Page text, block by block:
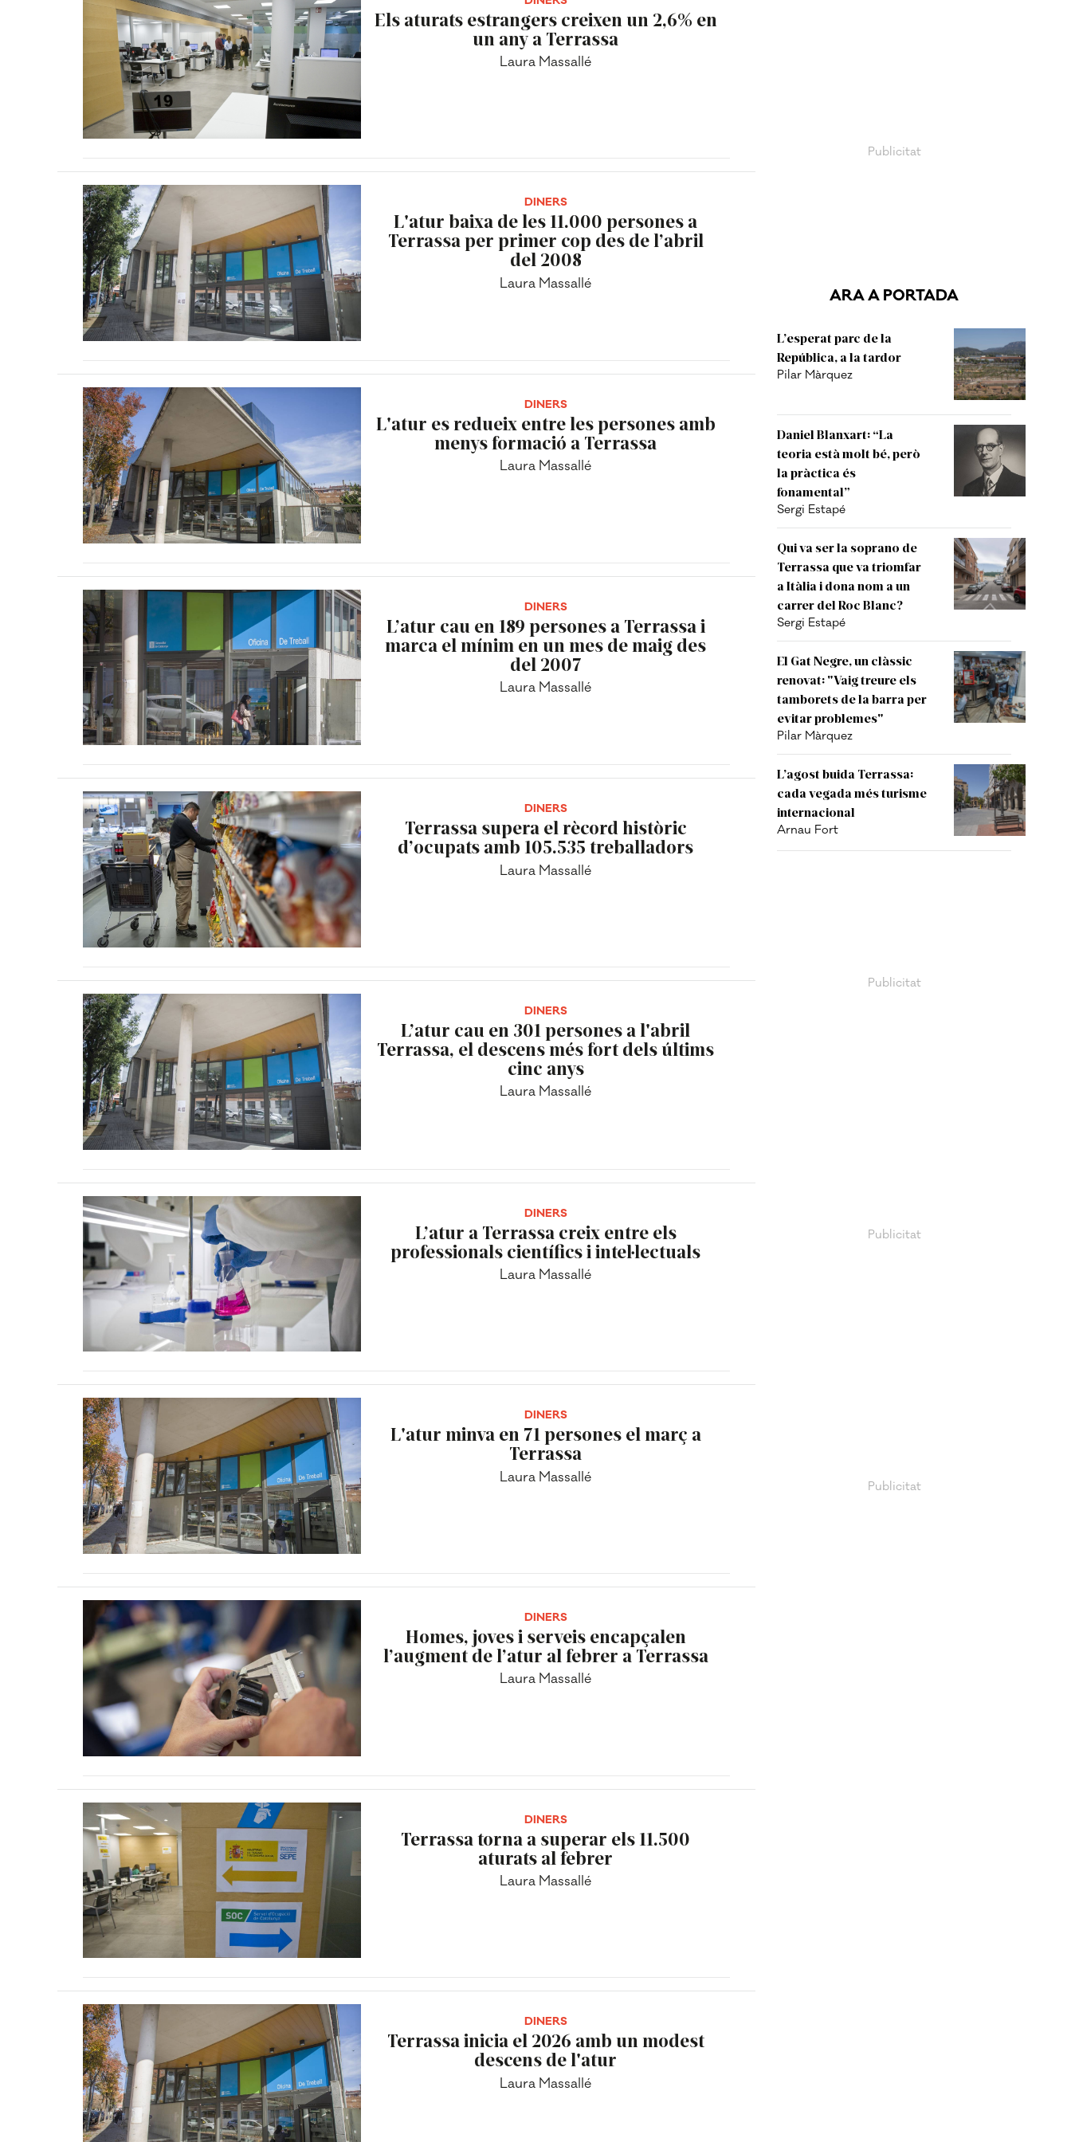
Els aturats estrangers creixen un 2,6% en
un any a Terrassa
Laura Massallé
DINERS
L'atur baixa de les 11.000 persones a
Terrassa per primer cop des de l’abril
del 2008
Laura Massallé
DINERS
L'atur es redueix entre les persones amb
menys formació a Terrassa
Laura Massallé
DINERS
L’atur cau en 189 persones a Terrassa i
marca el mínim en un mes de maig des
del 2007
Laura Massallé
DINERS
Terrassa supera el rècord històric
d’ocupats amb 105.535 treballadors
Laura Massallé
DINERS
L’atur cau en 301 persones a l'abril
Terrassa, el descens més fort dels últims
cinc anys
Laura Massallé
DINERS
L’atur a Terrassa creix entre els
professionals científics i intel·lectuals
Laura Massallé
DINERS
L'atur minva en 71 persones el març a
Terrassa
Laura Massallé
DINERS
Homes, joves i serveis encapçalen
l’augment de l’atur al febrer a Terrassa
Laura Massallé
DINERS
Terrassa torna a superar els 11.500
aturats al febrer
Laura Massallé
DINERS
Terrassa inicia el 2026 amb un modest
descens de l'atur
Laura Massallé
ARA A PORTADA
L’esperat parc de la
República, a la tardor
Pilar Màrquez
Daniel Blanxart: “La
teoria està molt bé, però
la pràctica és
fonamental”
Sergi Estapé
Qui va ser la soprano de
Terrassa que va triomfar
a Itàlia i dona nom a un
carrer del Roc Blanc?
Sergi Estapé
El Gat Negre, un clàssic
renovat: "Vaig treure els
tamborets de la barra per
evitar problemes"
Pilar Màrquez
L’agost buida Terrassa:
cada vegada més turisme
internacional
Arnau Fort